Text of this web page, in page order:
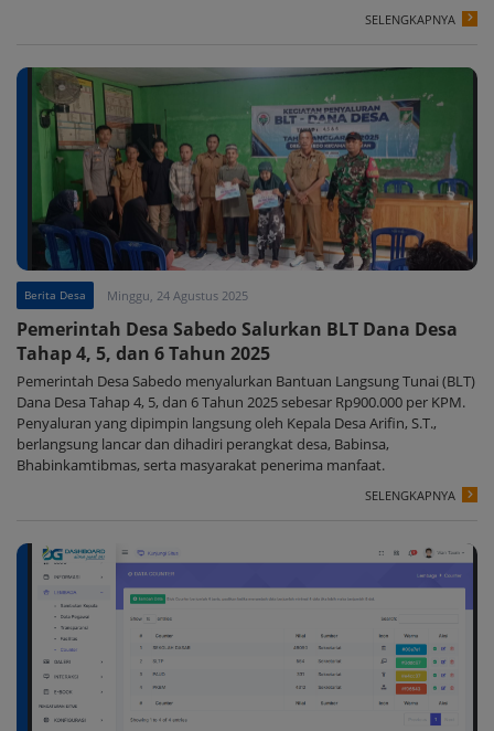
SELENGKAPNYA
Berita Desa Minggu, 24 Agustus 2025
Pemerintah Desa Sabedo Salurkan BLT Dana Desa
Tahap 4, 5, dan 6 Tahun 2025
Pemerintah Desa Sabedo menyalurkan Bantuan Langsung Tunai (BLT)
Dana Desa Tahap 4, 5, dan 6 Tahun 2025 sebesar Rp900.000 per KPM.
Penyaluran yang dipimpin langsung oleh Kepala Desa Arifin, S.T.,
berlangsung lancar dan dihadiri perangkat desa, Babinsa,
Bhabinkamtibmas, serta masyarakat penerima manfaat.
SELENGKAPNYA